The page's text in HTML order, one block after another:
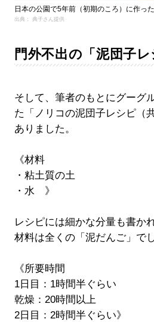
日本の公園で5年前（初期のころ）に作っ
出典： 典子さん提供
門外不出の「泥団子レ
そして、筆者のもとにグーグ
た「ノリコの泥団子レシピ（
ありました。
《材料
・粘土質の土
・水 》
レシピには細かな分量も書か
材料は全くの「泥だんご」でし
《所要時間
1日目：1時間半ぐらい
乾燥：20時間以上
2日目：2時間半ぐらい》